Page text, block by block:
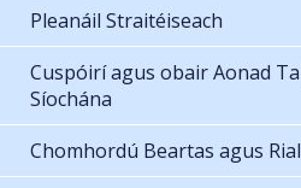
Pleanáil Straitéiseach
Cuspóirí agus obair Aonad
Síochána
Chomhordú Beartas agus